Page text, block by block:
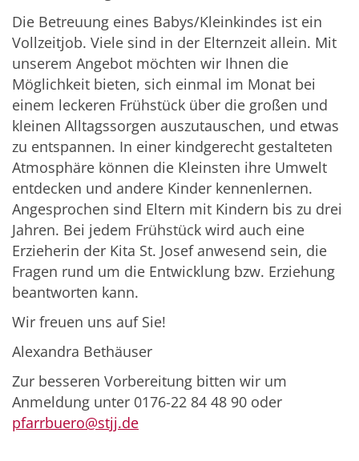
Die Betreuung eines Babys/Kleinkindes ist ein
Vollzeitjob. Viele sind in der Elternzeit allein. Mit
unserem Angebot möchten wir Ihnen die
Möglichkeit bieten, sich einmal im Monat bei
einem leckeren Frühstück über die großen und
kleinen Alltagssorgen auszutauschen, und etwas
zu entspannen. In einer kindgerecht gestalteten
Atmosphäre können die Kleinsten ihre Umwelt
entdecken und andere Kinder kennenlernen.
Angesprochen sind Eltern mit Kindern bis zu drei
Jahren. Bei jedem Frühstück wird auch eine
Erzieherin der Kita St. Josef anwesend sein, die
Fragen rund um die Entwicklung bzw. Erziehung
beantworten kann.
Wir freuen uns auf Sie!
Alexandra Bethäuser
Zur besseren Vorbereitung bitten wir um
Anmeldung unter 0176-22 84 48 90 oder
pfarrbuero@stjj.de